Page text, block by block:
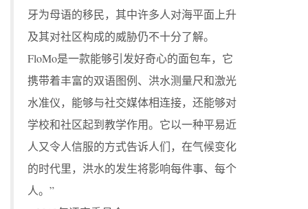
牙为母语的移民，其中许多人对海平面上升
及其对社区构成的威胁仍不十分了解。
FloMo是一款能够引发好奇心的面包车，它
携带着丰富的双语图例、洪水测量尺和激光
水准仪，能够与社交媒体相连接，还能够对
学校和社区起到教学作用。它以一种平易近
人又令人信服的方式告诉人们，在气候变化
的时代里，洪水的发生将影响每件事、每个
人。”